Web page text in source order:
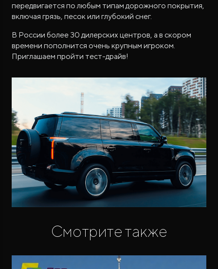
передвигается по любым типам дорожного покрытия,
включая грязь, песок или глубокий снег.
В России более 30 дилерских центров, а в скором
времени пополнится очень крупным игроком.
Приглашаем пройти тест-драйв!
Смотрите также